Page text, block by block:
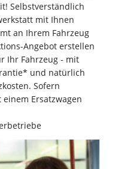
Selbstverständlich
mit Ihnen
an Ihrem Fahrzeug
Angebot erstellen
Ihr Fahrzeug - mit
und natürlich
Sofern
Ersatzwagen